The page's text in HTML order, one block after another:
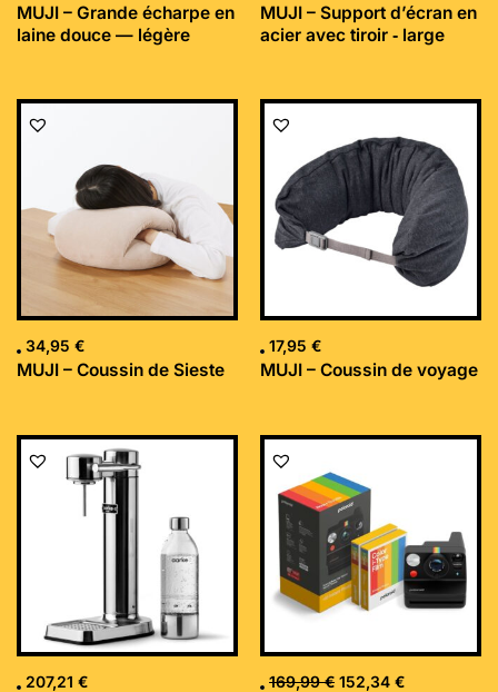
MUJI – Grande écharpe en
laine douce — légère
MUJI – Support d’écran en
acier avec tiroir ‐ large
34,95 €
MUJI – Coussin de Sieste
17,95 €
MUJI – Coussin de voyage
207,21 € 169,99€
Le
initial
était :
169,99 €.
152,34 €
Le